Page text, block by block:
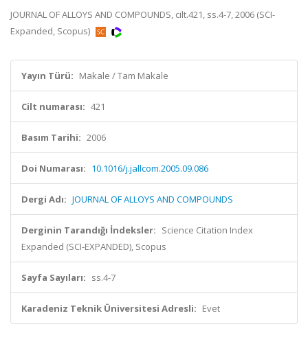
JOURNAL OF ALLOYS AND COMPOUNDS, cilt.421, ss.4-7, 2006 (SCI-
Expanded, Scopus)
Yayın Türü: Makale / Tam Makale
Cilt numarası: 421
Basım Tarihi: 2006
Doi Numarası: 10.1016/j.jallcom.2005.09.086
Dergi Adı: JOURNAL OF ALLOYS AND COMPOUNDS
Derginin Tarandığı İndeksler: Science Citation Index
Expanded (SCI-EXPANDED), Scopus
Sayfa Sayıları: ss.4-7
Karadeniz Teknik Üniversitesi Adresli: Evet